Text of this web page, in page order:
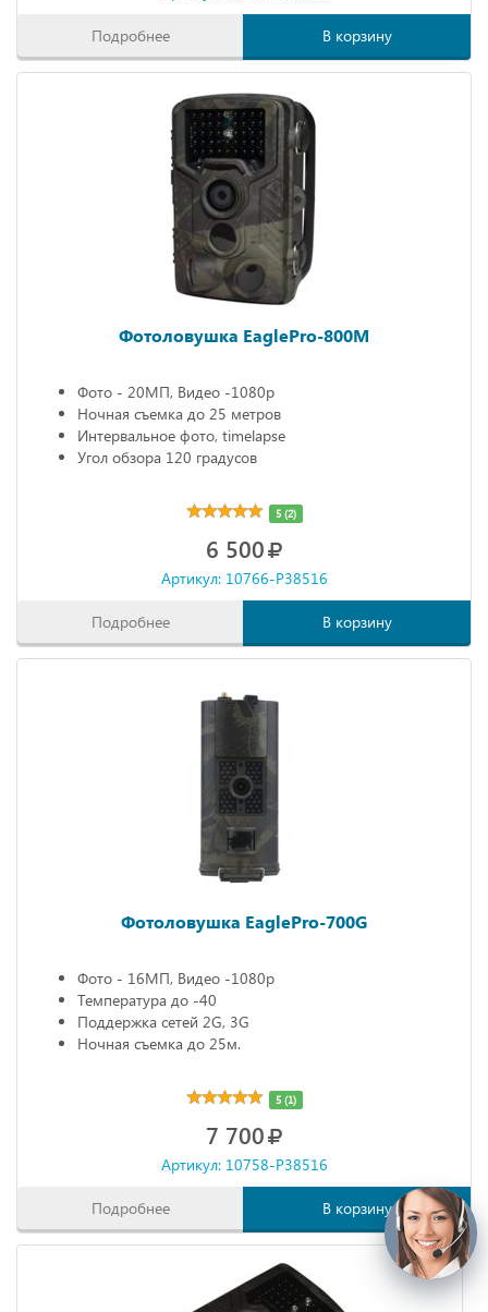
Подробнее В корзину
Фотоловушка EaglePro-800M
Фото - 20МП, Видео -1080р
Ночная съемка до 25 метров
Интервальное фото, timelapse
Угол обзора 120 градусов
5 (2)
6 500
Артикул: 10766-P38516
Подробнее В корзину
Фотоловушка EaglePro-700G
Фото - 16МП, Видео -1080р
Температура до -40
Поддержка сетей 2G, 3G
Ночная съемка до 25м.
5 (1)
7 700
Артикул: 10758-P38516
Подробнее В корзину